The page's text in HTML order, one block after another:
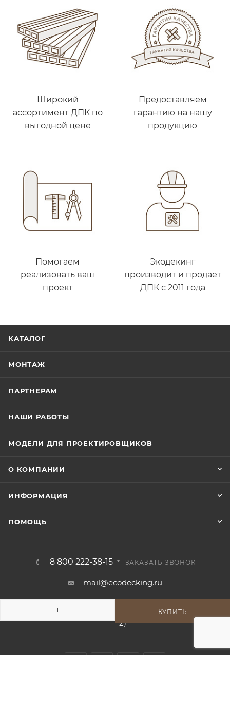
КУПИТЬ
Широкий
ассортимент ДПК по
выгодной цене
Предоставляем
гарантию на нашу
продукцию
Помогаем
реализовать ваш
проект
Экодекинг
производит и продает
ДПК с 2011 года
КАТАЛОГ
МОНТАЖ
ПАРТНЕРАМ
НАШИ РАБОТЫ
МОДЕЛИ ДЛЯ ПРОЕКТИРОВЩИКОВ
О КОМПАНИИ
ИНФОРМАЦИЯ
ПОМОЩЬ
8 800 222-38-15 ЗАКАЗАТЬ ЗВОНОК
mail@ecodecking.ru
7А, корп. 2 (рынок Садовод, офис
2)